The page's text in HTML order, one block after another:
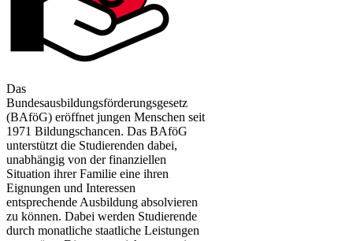
Das
Bundesausbildungsförderungsgesetz
(BAföG) eröffnet jungen Menschen seit
1971 Bildungschancen. Das BAföG
unterstützt die Studierenden dabei,
unabhängig von der finanziellen
Situation ihrer Familie eine ihren
Eignungen und Interessen
entsprechende Ausbildung absolvieren
zu können. Dabei werden Studierende
durch monatliche staatliche Leistungen